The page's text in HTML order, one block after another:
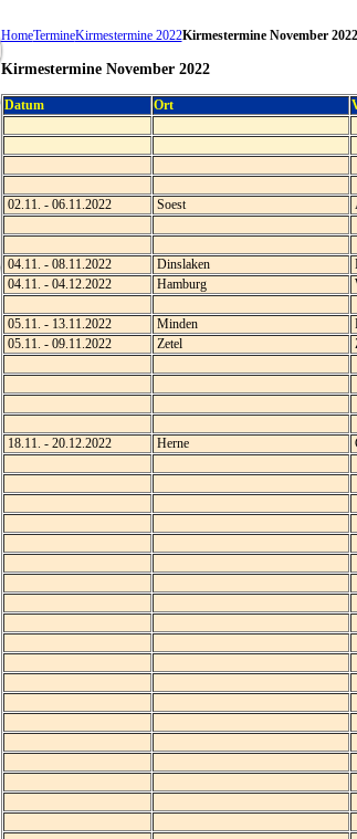
HomeTermineKirmestermine 2022Kirmestermine November 2022
Kirmestermine November 2022
Datum Ort
02.11. - 06.11.2022 Soest
04.11. - 08.11.2022 Dinslaken
04.11. - 04.12.2022
Hamburg
05.11. - 13.11.2022 Minden
05.11. - 09.11.2022
Zetel
18.11. - 20.12.2022 Herne